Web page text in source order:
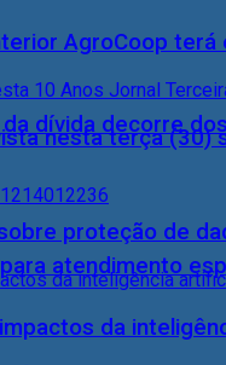
dívida decorre
atendimento
AgroCoop
nesta terça (30)
proteção de
da